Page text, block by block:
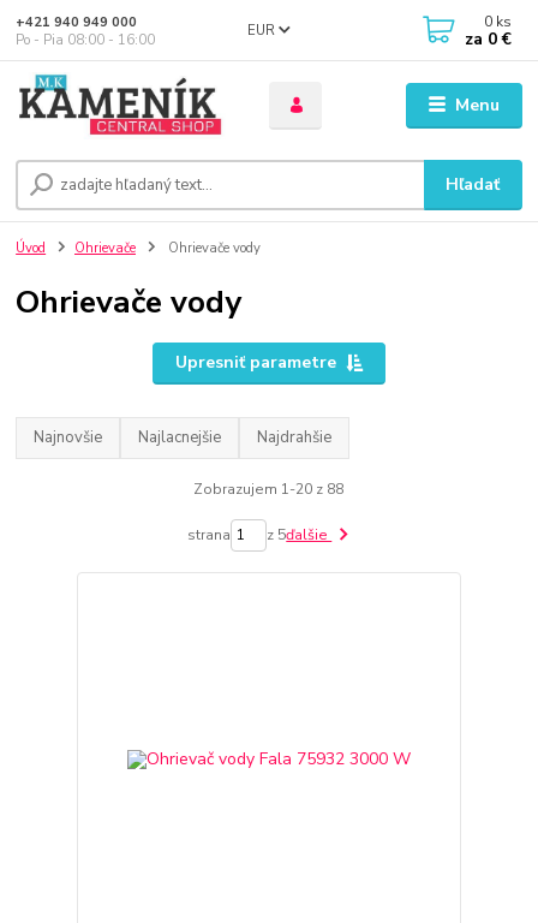
Menu
EUR
Hľadať
+421 940 949 000
Po - Pia 08:00 - 16:00
0 ks
za 0 €
Úvod Ohrievače Ohrievače vody
Ohrievače vody
Upresniť parametre
Najnovšie Najlacnejšie Najdrahšie
Zobrazujem 1-20 z 88
strana z 5ďalšie